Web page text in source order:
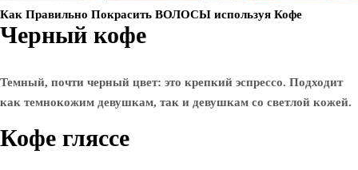
Как Правильно Покрасить ВОЛОСЫ используя Кофе
Черный кофе
Темный, почти черный цвет: это крепкий эспрессо. Подходит
как темнокожим девушкам, так и девушкам со светлой кожей.
Кофе гляссе